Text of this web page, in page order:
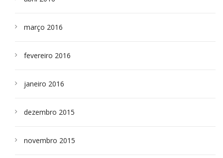
março 2016
fevereiro 2016
janeiro 2016
dezembro 2015
novembro 2015